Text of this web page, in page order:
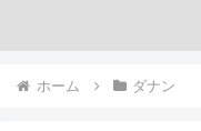
ホーム ダナン